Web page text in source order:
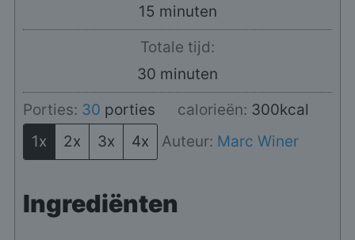
15 minuten
minuten
Totale tijd:
30 minuten
minuten
Porties: 30 porties calorieën: 300kcal
1x
2x 3x 4x Auteur: Marc Winer
Ingrediënten